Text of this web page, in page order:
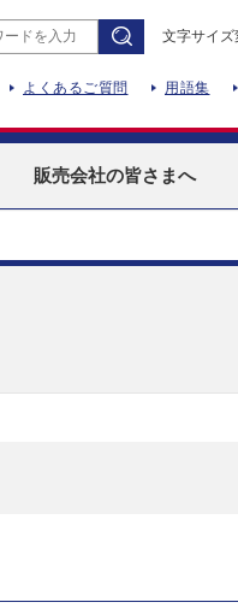
文字サイズ
よくあるご質問 用語集
販売会社の皆さまへ